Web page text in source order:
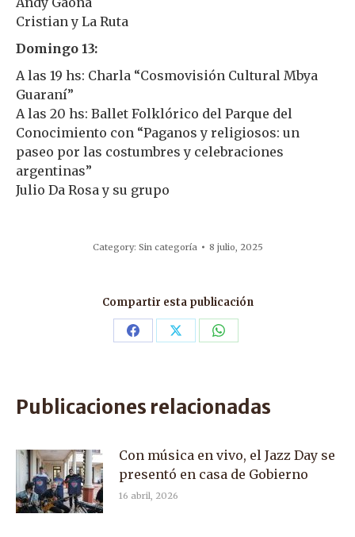
Cristian y La Ruta
Domingo 13:
A las 19 hs: Charla “Cosmovisión Cultural Mbya
Guaraní”
A las 20 hs: Ballet Folklórico del Parque del
Conocimiento con “Paganos y religiosos: un
paseo por las costumbres y celebraciones
argentinas”
Julio Da Rosa y su grupo
Category: Sin categoría 8 julio, 2025
Compartir esta publicación
Share Share Share
Publicaciones relacionadas
Con música en vivo, el Jazz Day se
presentó en casa de Gobierno
16 abril, 2026